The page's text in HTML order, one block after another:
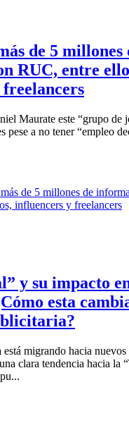
de 5 millones
RUC, entre
Maurate este “grupo de
pese a no tener “empleo
y su impacto
esta
migrando hacia
clara tendencia hacia la